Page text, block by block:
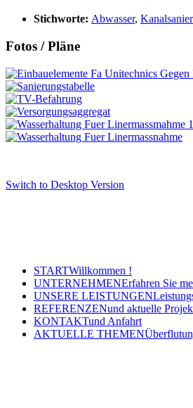
Stichworte: Abwasser,
Fotos / Pläne
Switch to Desktop Version
STARTWillkommen !
UNTERNEHMENErfahren Sie
UNSERE LEISTUNGEN
REFERENZENund aktuelle
KONTAKTund Anfahrt
AKTUELLE THEMEN